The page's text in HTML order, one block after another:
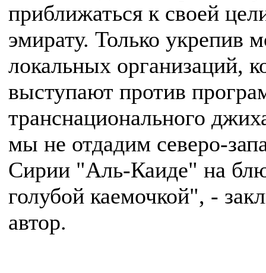
приближаться к своей
эмирату. Только укрепив
локальных организаций,
выступают против
транснационального
мы не отдадим северо-
Сирии "Аль-Каиде" на
голубой каемочкой", -
автор.